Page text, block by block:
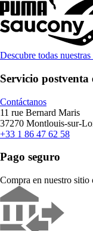
Descubre todas nuestras
Servicio postventa
Contáctanos
11 rue Bernard Maris
37270 Montlouis-sur-
+33 1 86 47 62 58
Pago seguro
Compra en nuestro sitio